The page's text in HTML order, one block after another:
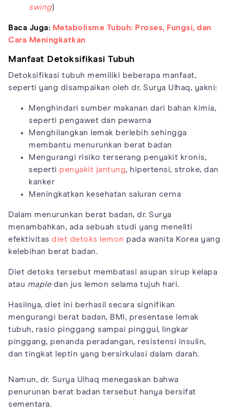
swing)
Baca Juga: Metabolisme Tubuh: Proses, Fungsi, dan
Cara Meningkatkan
Manfaat Detoksifikasi Tubuh
Detoksifikasi tubuh memiliki beberapa manfaat,
seperti yang disampaikan oleh dr. Surya Ulhaq, yakni:
Menghindari sumber makanan dari bahan kimia,
seperti pengawet dan pewarna
Menghilangkan lemak berlebih sehingga
membantu menurunkan berat badan
Mengurangi risiko terserang penyakit kronis,
seperti penyakit jantung, hipertensi, stroke, dan
kanker
Meningkatkan kesehatan saluran cerna
Dalam menurunkan berat badan, dr. Surya
menambahkan, ada sebuah studi yang meneliti
efektivitas diet detoks lemon pada wanita Korea yang
kelebihan berat badan.
Diet detoks tersebut membatasi asupan sirup kelapa
atau mapledan jus lemon selama tujuh hari.
Hasilnya, diet ini berhasil secara signifikan
mengurangi berat badan, BMI, presentase lemak
tubuh, rasio pinggang sampai pinggul, lingkar
pinggang, penanda peradangan, resistensi insulin,
dan tingkat leptin yang bersirkulasi dalam darah.
Namun, dr. Surya Ulhaq menegaskan bahwa
penurunan berat badan tersebut hanya bersifat
sementara.